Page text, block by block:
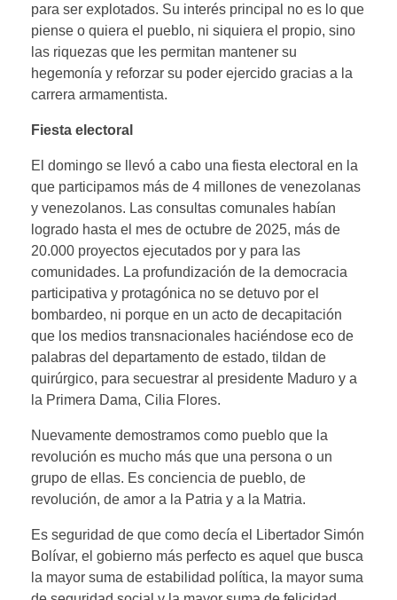
para ser explotados. Su interés principal no es lo que
piense o quiera el pueblo, ni siquiera el propio, sino
las riquezas que les permitan mantener su
hegemonía y reforzar su poder ejercido gracias a la
carrera armamentista.
Fiesta electoral
El domingo se llevó a cabo una fiesta electoral en la
que participamos más de 4 millones de venezolanas
y venezolanos. Las consultas comunales habían
logrado hasta el mes de octubre de 2025, más de
20.000 proyectos ejecutados por y para las
comunidades. La profundización de la democracia
participativa y protagónica no se detuvo por el
bombardeo, ni porque en un acto de decapitación
que los medios transnacionales haciéndose eco de
palabras del departamento de estado, tildan de
quirúrgico, para secuestrar al presidente Maduro y a
la Primera Dama, Cilia Flores.
Nuevamente demostramos como pueblo que la
revolución es mucho más que una persona o un
grupo de ellas. Es conciencia de pueblo, de
revolución, de amor a la Patria y a la Matria.
Es seguridad de que como decía el Libertador Simón
Bolívar, el gobierno más perfecto es aquel que busca
la mayor suma de estabilidad política, la mayor suma